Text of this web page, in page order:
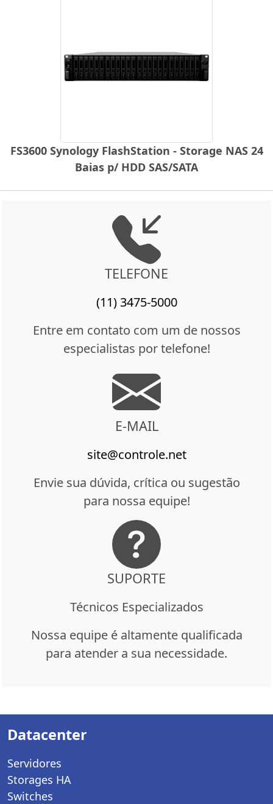
FS3600 Synology FlashStation - Storage NAS 24
Baias p/ HDD SAS/SATA
TELEFONE
(11) 3475-5000
Entre em contato com um de nossos
especialistas por telefone!
E-MAIL
site@controle.net
Envie sua dúvida, crítica ou sugestão
para nossa equipe!
SUPORTE
Técnicos Especializados
Nossa equipe é altamente qualificada
para atender a sua necessidade.
Datacenter
Servidores
Storages HA
Switches